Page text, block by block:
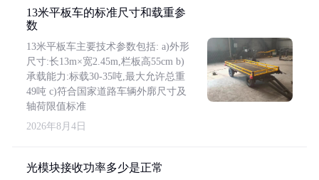
13米平板车的标准尺寸和载重参
数
13米平板车主要技术参数包括: a)外形
尺寸:长13m×宽2.45m,栏板高55cm b)
承载能力:标载30-35吨,最大允许总重
49吨 c)符合国家道路车辆外廓尺寸及
轴荷限值标准
2026年8月4日
光模块接收功率多少是正常